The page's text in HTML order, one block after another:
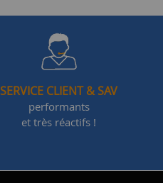
SERVICE CLIENT & SAV
performants
et très réactifs !